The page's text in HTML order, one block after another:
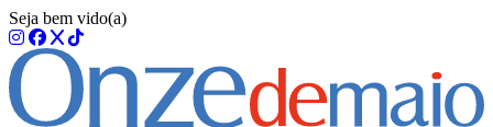
Seja bem vido(a)